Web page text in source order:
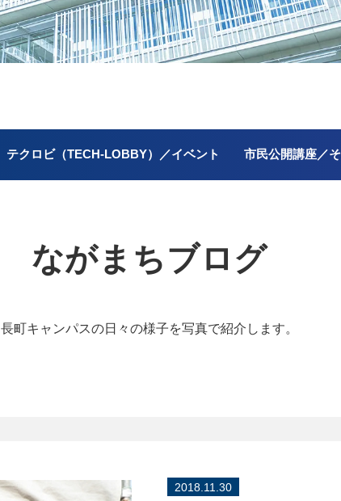
テクロビ（TECH-LOBBY）／イベント 市民公開講座／
ながまちブログ
長町キャンパスの日々の様子を写真で紹介します。
2018.11.30